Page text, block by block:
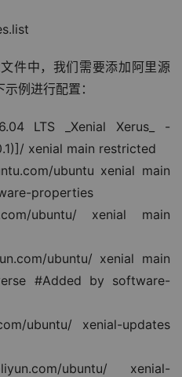
件中，我们需要添加阿里源
例进行配置：
LTS _Xenial Xerus_ -
xenial main restricted
ubuntu xenial main
properties
ubuntu/ xenial main
ubuntu/ xenial main
#Added by software-
ubuntu/ xenial-updates
ubuntu/ xenial-